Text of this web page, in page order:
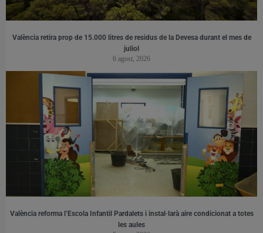
València retira prop de 15.000 litres de residus de la Devesa durant el mes de
juliol
6 agost, 2026
València reforma l’Escola Infantil Pardalets i instal·larà aire condicionat a totes
les aules